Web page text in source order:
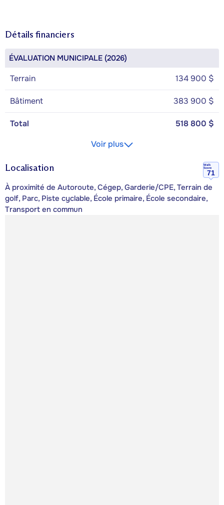
Détails financiers
ÉVALUATION MUNICIPALE (2026)
Terrain 134 900 $
Bâtiment 383 900 $
Total
518 800 $
Voir plus
Localisation
Walk
Score
71
À proximité de Autoroute, Cégep, Garderie/CPE, Terrain de
golf, Parc, Piste cyclable, École primaire, École secondaire,
Transport en commun